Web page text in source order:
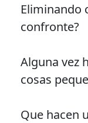
Eliminando
confronte?
Alguna vez
cosas
Que hacen